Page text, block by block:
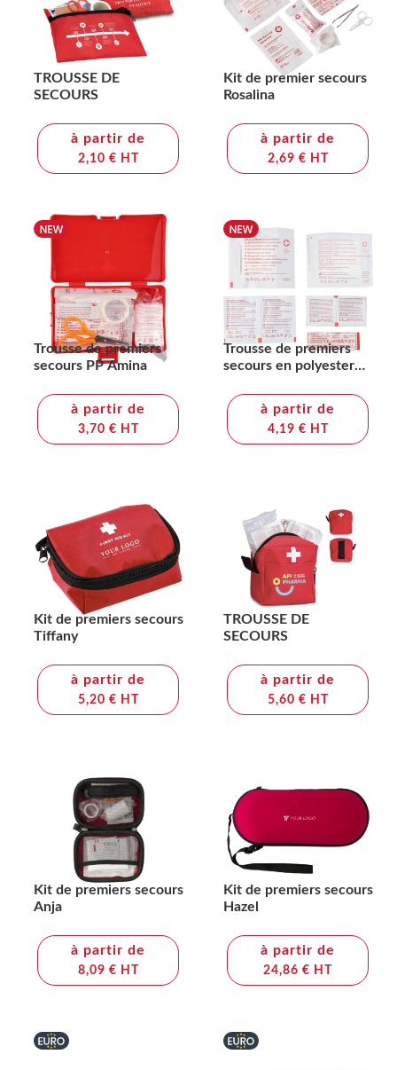
TROUSSE DE
SECOURS
à partir de
2,10 € HT
Kit de premier secours
Rosalina
à partir de
2,69 € HT
Trousse de premiers
secours PP Amina
à partir de
3,70 € HT
Trousse de premiers
secours en polyester
à partir de
4,19 € HT
Kit de premiers secours
Tiffany
à partir de
5,20 € HT
TROUSSE DE
SECOURS
à partir de
5,60 € HT
Kit de premiers secours
Anja
à partir de
8,09 € HT
Kit de premiers secours
Hazel
à partir de
24,86 € HT